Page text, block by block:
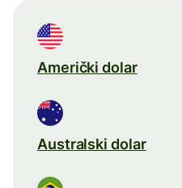
Američki dolar
Australski dolar